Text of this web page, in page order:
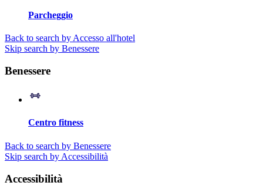
Parcheggio
Back to search by Accesso all'hotel
Skip search by Benessere
Benessere
Centro fitness
Back to search by Benessere
Skip search by Accessibilità
Accessibilità